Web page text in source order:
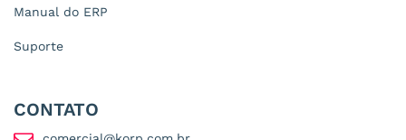
Manual do ERP
Suporte
CONTATO